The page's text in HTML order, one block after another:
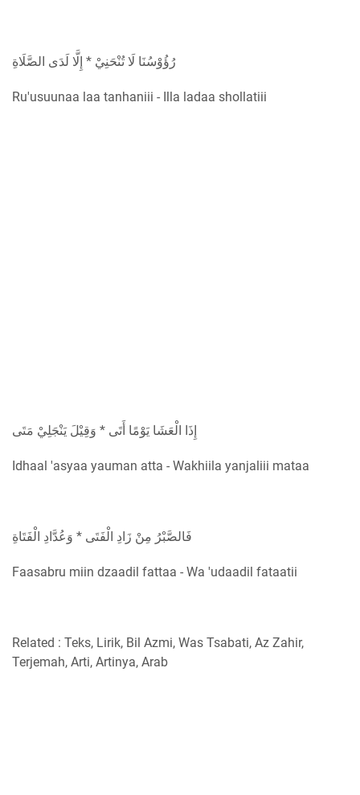
رُؤُوْسُنَا لَا تُنْحَنِيْ * إِلَّا لَدَى الصَّلَاةِ
Ru'usuunaa laa tanhaniii - Illa ladaa shollatiii
إِذَا الْعَشَا يَوْمًا أَتَى * وَقِيْلَ يَنْجَلِيْ مَتَى
Idhaal 'asyaa yauman atta - Wakhiila yanjaliii mataa
فَالصَّبْرُ مِنْ زَادِ الْفَتَى * وَعُدَّادِ الْفَتَاةِ
Faasabru miin dzaadil fattaa - Wa 'udaadil fataatii
Related : Teks, Lirik, Bil Azmi, Was Tsabati, Az Zahir,
Terjemah, Arti, Artinya, Arab